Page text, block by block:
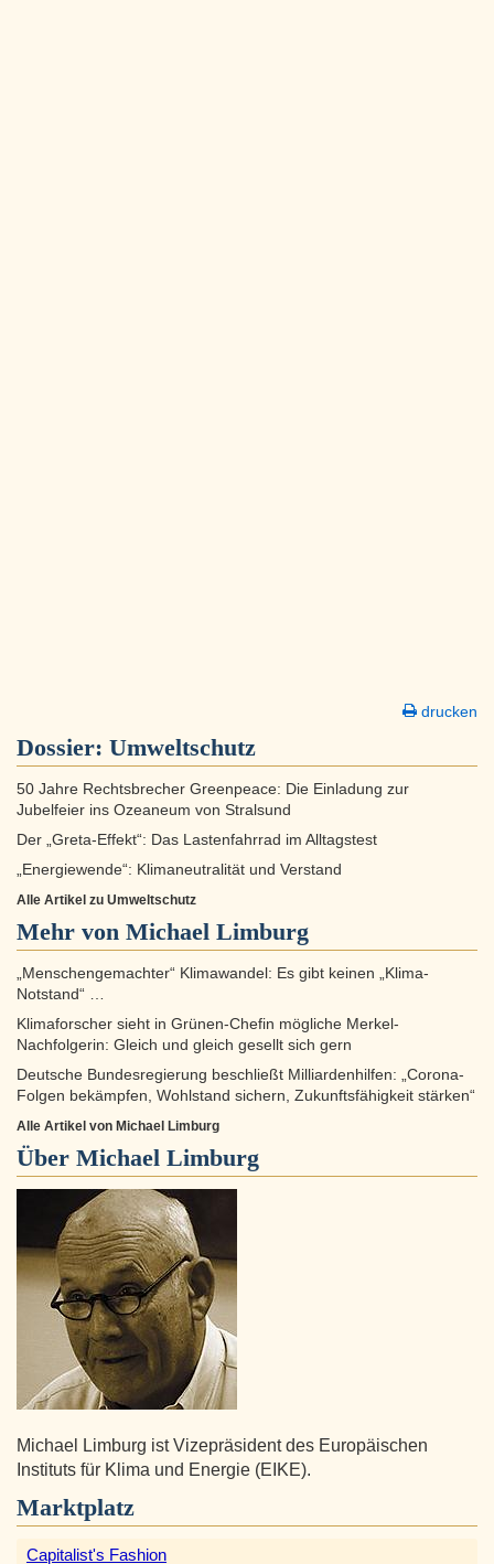
drucken
Dossier: Umweltschutz
50 Jahre Rechtsbrecher Greenpeace: Die Einladung zur
Jubelfeier ins Ozeaneum von Stralsund
Der „Greta-Effekt“: Das Lastenfahrrad im Alltagstest
„Energiewende“: Klimaneutralität und Verstand
Alle Artikel zu Umweltschutz
Mehr von Michael Limburg
„Menschengemachter“ Klimawandel: Es gibt keinen „Klima-
Notstand“ …
Klimaforscher sieht in Grünen-Chefin mögliche Merkel-
Nachfolgerin: Gleich und gleich gesellt sich gern
Deutsche Bundesregierung beschließt Milliardenhilfen: „Corona-
Folgen bekämpfen, Wohlstand sichern, Zukunftsfähigkeit stärken“
Alle Artikel von Michael Limburg
Über Michael Limburg
Michael Limburg ist Vizepräsident des Europäischen
Instituts für Klima und Energie (EIKE).
Marktplatz
Capitalist's Fashion